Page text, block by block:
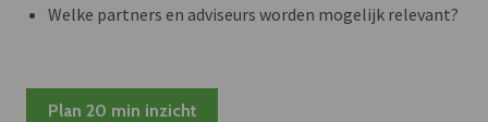
Welke partners en adviseurs worden mogelijk relevant?
Plan 20 min inzicht